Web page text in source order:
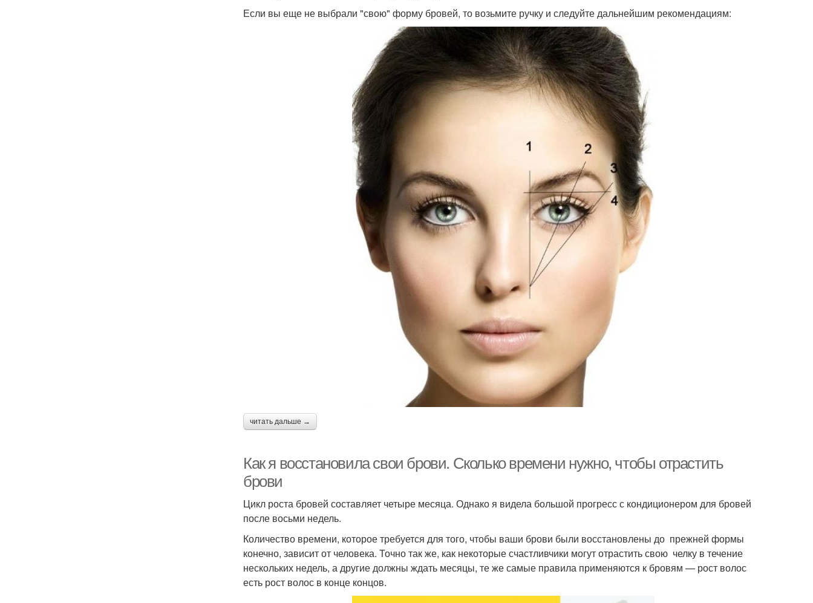
Если вы еще не выбрали "свою" форму бровей, то возьмите ручку и следуйте дальнейшим рекомендациям:
читать дальше →
Как я восстановила свои брови. Сколько времени нужно, чтобы отрастить
брови
Цикл роста бровей составляет четыре месяца. Однако я видела большой прогресс с кондиционером для бровей
после восьми недель.
Количество времени, которое требуется для того, чтобы ваши брови были восстановлены до прежней формы
конечно, зависит от человека. Точно так же, как некоторые счастливчики могут отрастить свою челку в течение
нескольких недель, а другие должны ждать месяцы, те же самые правила применяются к бровям — рост волос
есть рост волос в конце концов.